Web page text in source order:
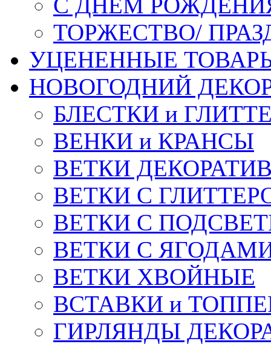
ТОРЖЕСТВО/
УЦЕНЕННЫЕ
НОВОГОДНИЙ
БЛЕСТКИ и
ВЕНКИ и КРАНСЫ
ВЕТКИ
ВЕТКИ С
ВЕТКИ С
ВЕТКИ С
ВЕТКИ ХВОЙНЫЕ
ВСТАВКИ и
ГИРЛЯНДЫ